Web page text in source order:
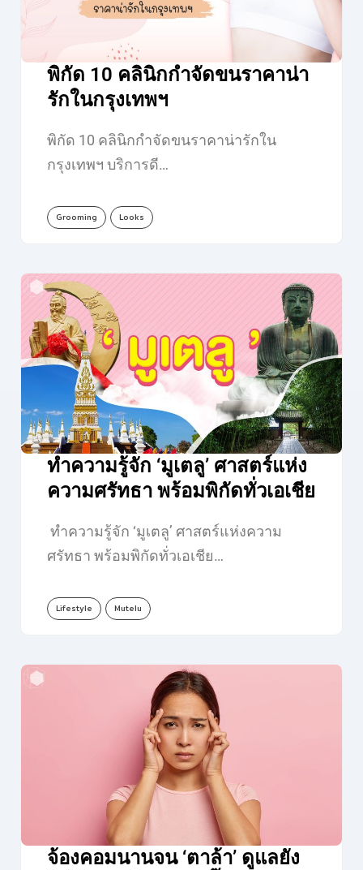
พิกัด 10 คลินิกกำจัดขนราคาน่า
รักในกรุงเทพฯ
พิกัด 10 คลินิกกำจัดขนราคาน่ารักใน
กรุงเทพฯ บริการดี…
Grooming Looks
ทำความรู้จัก ‘มูเตลู’ ศาสตร์แห่ง
ความศรัทธา พร้อมพิกัดทั่วเอเชีย
ทำความรู้จัก ‘มูเตลู’ ศาสตร์แห่งความ
ศรัทธา พร้อมพิกัดทั่วเอเชีย…
Lifestyle Mutelu
จ้องคอมนานจน ‘ตาล้า’ ดูแลยัง